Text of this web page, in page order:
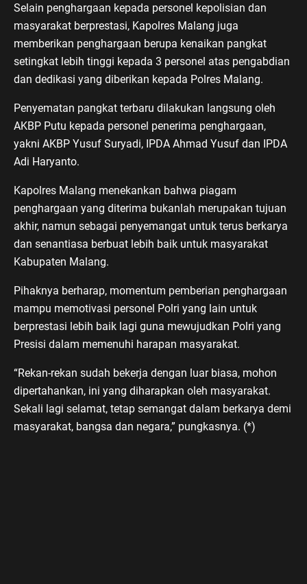
Selain penghargaan kepada personel kepolisian dan
masyarakat berprestasi, Kapolres Malang juga
memberikan penghargaan berupa kenaikan pangkat
setingkat lebih tinggi kepada 3 personel atas pengabdian
dan dedikasi yang diberikan kepada Polres Malang.
Penyematan pangkat terbaru dilakukan langsung oleh
AKBP Putu kepada personel penerima penghargaan,
yakni AKBP Yusuf Suryadi, IPDA Ahmad Yusuf dan IPDA
Adi Haryanto.
Kapolres Malang menekankan bahwa piagam
penghargaan yang diterima bukanlah merupakan tujuan
akhir, namun sebagai penyemangat untuk terus berkarya
dan senantiasa berbuat lebih baik untuk masyarakat
Kabupaten Malang.
Pihaknya berharap, momentum pemberian penghargaan
mampu memotivasi personel Polri yang lain untuk
berprestasi lebih baik lagi guna mewujudkan Polri yang
Presisi dalam memenuhi harapan masyarakat.
“Rekan-rekan sudah bekerja dengan luar biasa, mohon
dipertahankan, ini yang diharapkan oleh masyarakat.
Sekali lagi selamat, tetap semangat dalam berkarya demi
masyarakat, bangsa dan negara,” pungkasnya. (*)